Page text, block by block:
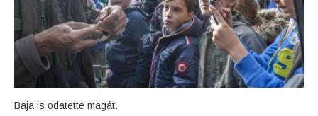
Baja is odatette magát.